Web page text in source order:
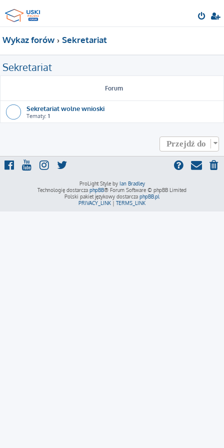
Wykaz forów Sekretariat
Sekretariat
Forum
Sekretariat wolne wnioski
Tematy: 1
Przejdź do
ProLight Style by Ian Bradley
Technologię dostarcza phpBB® Forum Software © phpBB Limited
Polski pakiet językowy dostarcza phpBB.pl
PRIVACY_LINK | TERMS_LINK